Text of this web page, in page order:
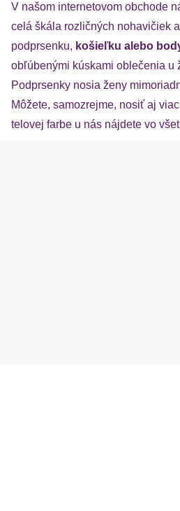
V našom internetovom obchode
celá škála rozličných nohavičiek
podprsenku, košieľku alebo
obľúbenými kúskami oblečenia u
Podprsenky nosia ženy
Môžete, samozrejme, nosiť aj
telovej farbe u nás nájdete vo